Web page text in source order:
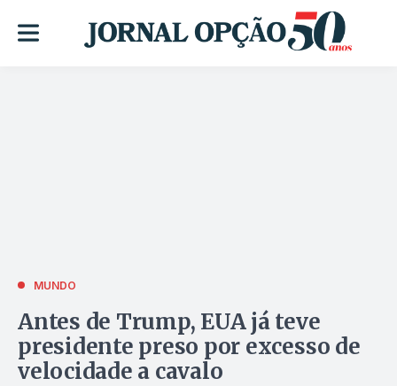
MUNDO
Antes de Trump, EUA já teve
presidente preso por excesso de
velocidade a cavalo